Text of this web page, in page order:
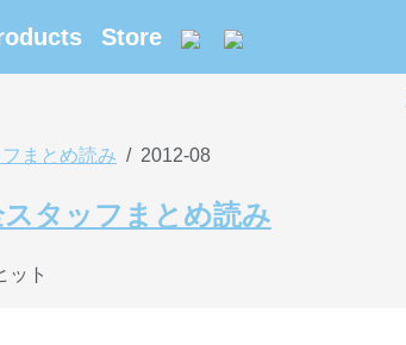
Store
まとめ読み 2012-08
タッフまとめ読み
ット